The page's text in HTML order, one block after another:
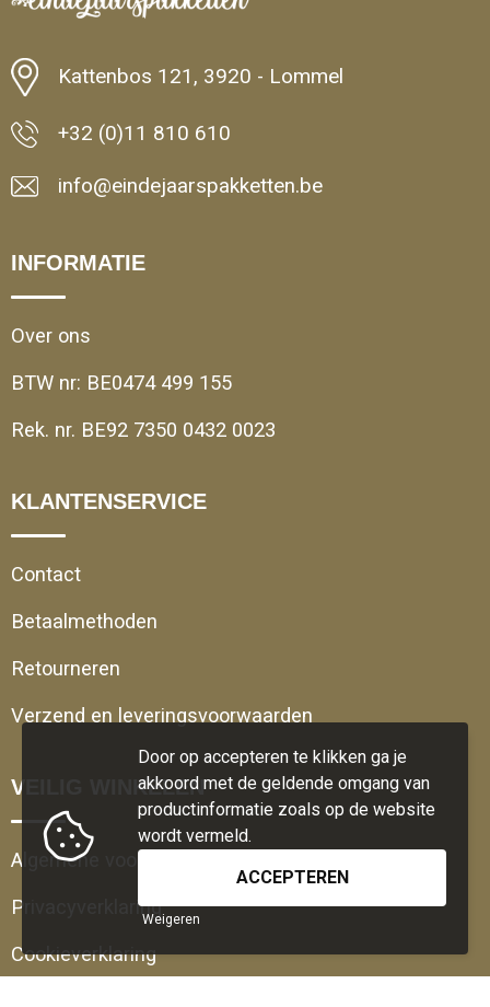
Kattenbos 121, 3920 - Lommel
+32 (0)11 810 610
info@eindejaarspakketten.be
INFORMATIE
Over ons
BTW nr: BE0474 499 155
Rek. nr. BE92 7350 0432 0023
KLANTENSERVICE
Contact
Betaalmethoden
Retourneren
Verzend en leveringsvoorwaarden
VEILIG WINKELEN
Algemene voorwaarden
Privacyverklaring
Cookieverklaring
Door op accepteren te klikken ga je
akkoord met de geldende omgang van
productinformatie zoals op de website
wordt vermeld.
Weigeren